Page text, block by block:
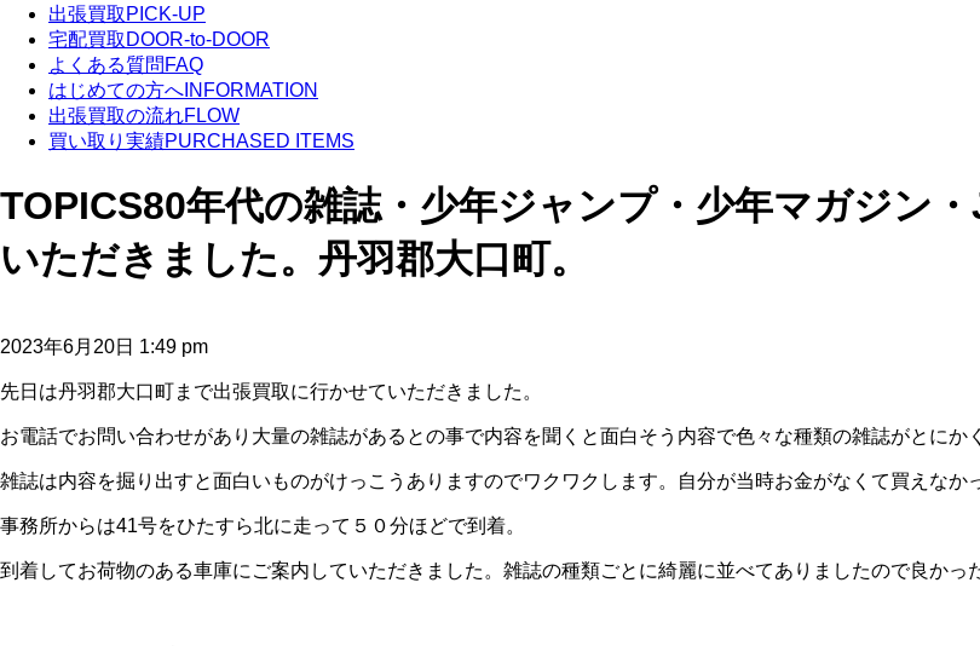
出張買取 PICK-UP
宅配買取 DOOR-to-DOOR
よくある質問 FAQ
はじめての方へ INFORMATION
出張買取の流れFLOW
買い取り実績PURCHASED ITEMS
TOPICS80年代の雑誌・少年ジャンプ・少年マガジン
いただきました。丹羽郡大口町。
2023年6月20日 1:49 pm
先日は丹羽郡大口町まで出張買取に行かせていただきました。
お電話でお問い合わせがあり大量の雑誌があるとの事で内容を聞くと面白そう内容で色々な種類の雑誌がとにか
雑誌は内容を掘り出すと面白いものがけっこうありますのでワクワクします。自分が当時お金がなくて買えなか
事務所からは41号をひたすら北に走って５０分ほどで到着。
到着してお荷物のある車庫にご案内していただきました。雑誌の種類ごとに綺麗に並べてありましたので良かっ